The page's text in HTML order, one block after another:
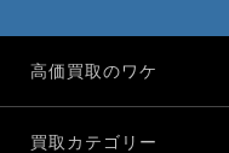
高価買取のワケ
買取カテゴリー